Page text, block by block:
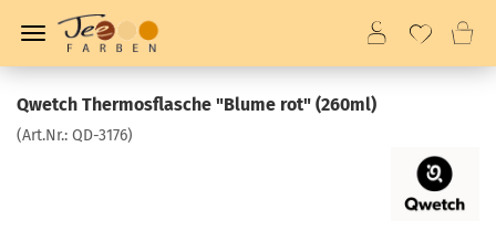
Qwetch Thermosflasche "Blume rot" (260ml)
(Art.Nr.: QD-3176)